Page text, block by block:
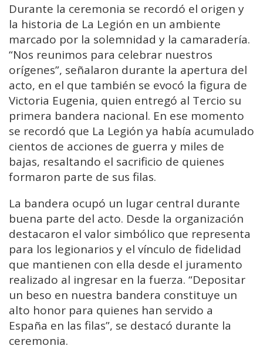
Durante la ceremonia se recordó el origen y
la historia de La Legión en un ambiente
marcado por la solemnidad y la camaradería.
“Nos reunimos para celebrar nuestros
orígenes”, señalaron durante la apertura del
acto, en el que también se evocó la figura de
Victoria Eugenia, quien entregó al Tercio su
primera bandera nacional. En ese momento
se recordó que La Legión ya había acumulado
cientos de acciones de guerra y miles de
bajas, resaltando el sacrificio de quienes
formaron parte de sus filas.
La bandera ocupó un lugar central durante
buena parte del acto. Desde la organización
destacaron el valor simbólico que representa
para los legionarios y el vínculo de fidelidad
que mantienen con ella desde el juramento
realizado al ingresar en la fuerza. “Depositar
un beso en nuestra bandera constituye un
alto honor para quienes han servido a
España en las filas”, se destacó durante la
ceremonia.